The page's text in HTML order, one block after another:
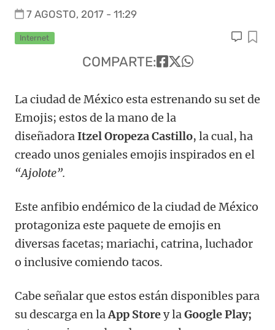
7 AGOSTO, 2017 - 11:29
Internet
COMPARTE:
La ciudad de México esta estrenando su set de
Emojis; estos de la mano de la
diseñadoraItzel Oropeza Castillo, la cual, ha
creado unos geniales emojis inspirados en el
“Ajolote”.
Este anfibio endémico de la ciudad de México
protagoniza este paquete de emojis en
diversas facetas; mariachi, catrina, luchador
o inclusive comiendo tacos.
Cabe señalar que estos están disponibles para
su descarga en laApp Storey laGoogle Play;